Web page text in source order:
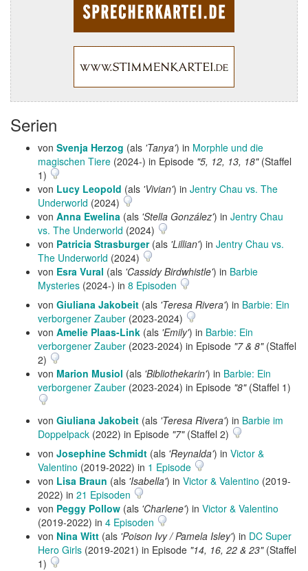
Serien
von Svenja Herzog (als 'Tanya') in Morphle und die
magischen Tiere (2024-) in Episode "5, 12, 13, 18"(Staffel
1)
von Lucy Leopold (als 'Vivian') in Jentry Chau vs. The
Underworld (2024)
von Anna Ewelina (als 'Stella González') in Jentry Chau
vs. The Underworld (2024)
von Patricia Strasburger(als 'Lillian') in Jentry Chau vs.
The Underworld (2024)
von Esra Vural (als 'Cassidy Birdwhistle') in Barbie
Mysteries (2024-) in 8 Episoden
von Giuliana Jakobeit (als 'Teresa Rivera') in Barbie: Ein
verborgener Zauber (2023-2024)
von Amelie Plaas-Link (als 'Emily') in Barbie: Ein
verborgener Zauber (2023-2024) in Episode "7 & 8"(Staffel
2)
von Marion Musiol (als 'Bibliothekarin') in Barbie: Ein
verborgener Zauber (2023-2024) in Episode "8"(Staffel 1)
von Giuliana Jakobeit (als 'Teresa Rivera') in Barbie im
Doppelpack (2022) in Episode "7"(Staffel 2)
von Josephine Schmidt (als 'Reynalda') in Victor &
Valentino (2019-2022) in 1 Episode
von Lisa Braun (als 'Isabella') in Victor & Valentino (2019-
2022) in 21 Episoden
von Peggy Pollow (als 'Charlene') in Victor & Valentino
(2019-2022) in 4 Episoden
von Nina Witt (als 'Poison Ivy / Pamela Isley') in DC Super
Hero Girls (2019-2021) in Episode "14, 16, 22 & 23"(Staffel
1)